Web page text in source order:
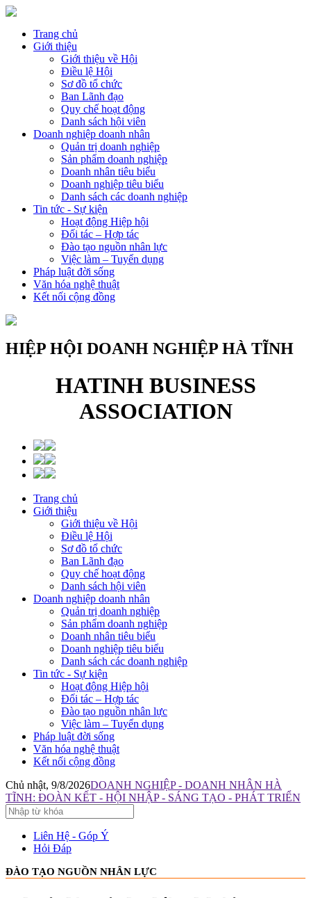
Trang chủ
Giới thiệu
Giới thiệu về Hội
Điều lệ Hội
Sơ đồ tổ chức
Ban Lãnh đạo
Quy chế hoạt động
Danh sách hội viên
Doanh nghiệp doanh nhân
Quản trị doanh nghiệp
Sản phẩm doanh nghiệp
Doanh nhân tiêu biểu
Doanh nghiệp tiêu biểu
Danh sách các doanh nghiệp
Tin tức - Sự kiện
Hoạt động Hiệp hội
Đối tác – Hợp tác
Đào tạo nguồn nhân lực
Việc làm – Tuyển dụng
Pháp luật đời sống
Văn hóa nghệ thuật
Kết nối cộng đồng
HIỆP HỘI DOANH NGHIỆP HÀ TĨNH
HATINH BUSINESS
ASSOCIATION
Trang chủ
Giới thiệu
Giới thiệu về Hội
Điều lệ Hội
Sơ đồ tổ chức
Ban Lãnh đạo
Quy chế hoạt động
Danh sách hội viên
Doanh nghiệp doanh nhân
Quản trị doanh nghiệp
Sản phẩm doanh nghiệp
Doanh nhân tiêu biểu
Doanh nghiệp tiêu biểu
Danh sách các doanh nghiệp
Tin tức - Sự kiện
Hoạt động Hiệp hội
Đối tác – Hợp tác
Đào tạo nguồn nhân lực
Việc làm – Tuyển dụng
Pháp luật đời sống
Văn hóa nghệ thuật
Kết nối cộng đồng
Chủ nhật, 9/8/2026DOANH NGHIỆP - DOANH NHÂN HÀ
TĨNH: ĐOÀN KẾT - HỘI NHẬP - SÁNG TẠO - PHÁT TRIỂN
Liên Hệ - Góp Ý
Hỏi Đáp
ĐÀO TẠO NGUỒN NHÂN LỰC